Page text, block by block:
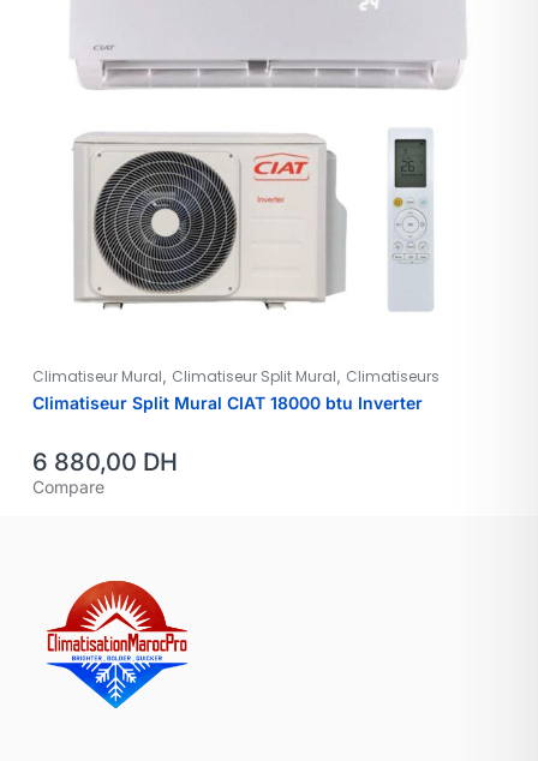
Climatiseur Mural Climatiseur Split Mural Climatiseurs
Climatiseur Split Mural CIAT 18000 btu Inverter
6 880,00 DH
Compare